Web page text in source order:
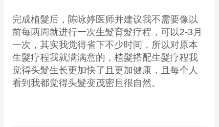
完成植髮后，陈咏婷医师并建议我不需要像以
前每两周就进行一次生髮育髮疗程，可以2-3月
一次，其实我觉得省下不少时间，所以对原本
生髮疗程我就满满意的，植髮搭配生髮疗程我
觉得头髮生长更加快了且更加健康，且每个人
看到我都觉得头髮变茂密且很自然。